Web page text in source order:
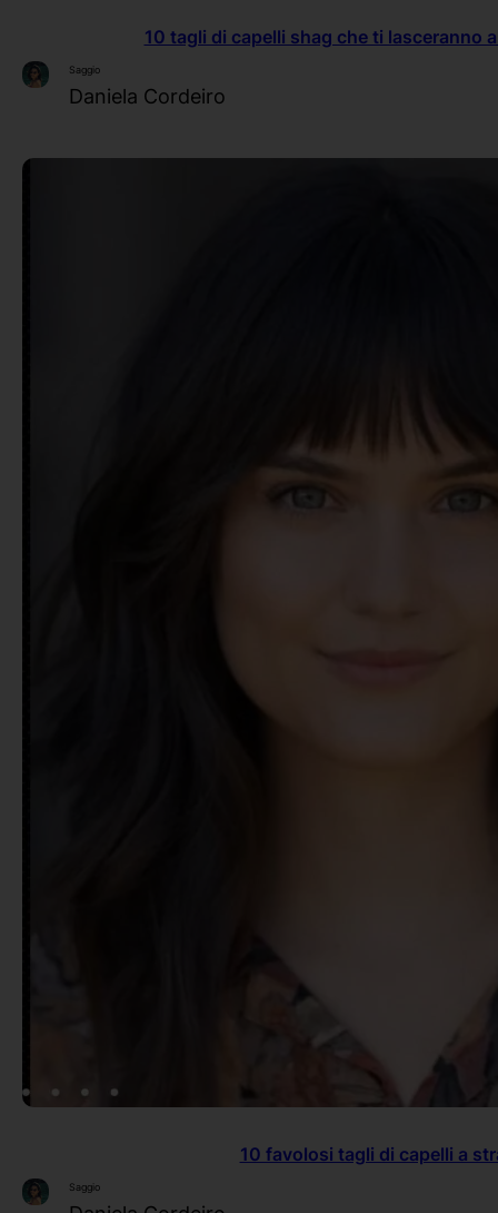
10 tagli di capelli shag che ti lasceranno
Saggio
Daniela Cordeiro
10 favolosi tagli di capelli a
Saggio